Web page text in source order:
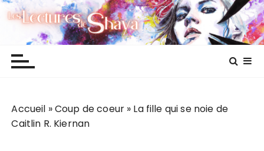
P
Les lectures de Shaya
Accueil »Coup de coeur» La fille qui se noie de
Caitlin R. Kiernan